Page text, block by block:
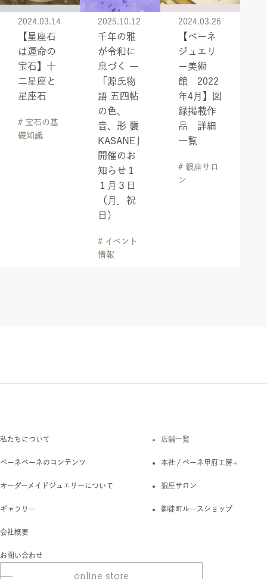
2024.03.14
【星座石
は運命の
宝石】十
二星座と
星座石
# 宝石の基
礎知識
2025.10.12
千年の雅
が令和に
息づく ―
「源氏物
語 五四帖
の色、
音、形 襲
KASANE」
開催のお
知らせ１
１月３日
（月．祝
日）
# イベント
情報
2024.03.26
【ベーネ
ジュエリ
ー美術
館 2022
年4月】図
録掲載作
品 詳細
一覧
# 銀座サロ
ン
私たちについて
ベーネベーネのコンテンツ
オーダーメイドジュエリーについて
ギャラリー
会社概要
お問い合わせ
店舗一覧
本社 / ベーネ甲府工房+
銀座サロン
御徒町ルースショップ
online store